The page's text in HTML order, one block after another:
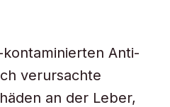
Anti-
verursachte
an der Leber,